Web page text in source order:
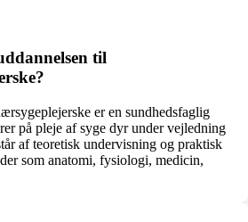
til
er en sundhedsfaglig
på pleje af syge dyr under vejledning
af teoretisk undervisning og praktisk
som anatomi, fysiologi, medicin,